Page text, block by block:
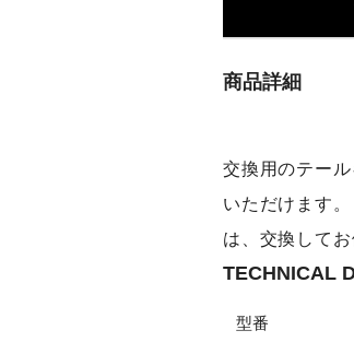
商品詳細
交換用のテー
いただけます
は、交換してお
TECHNICAL
型番